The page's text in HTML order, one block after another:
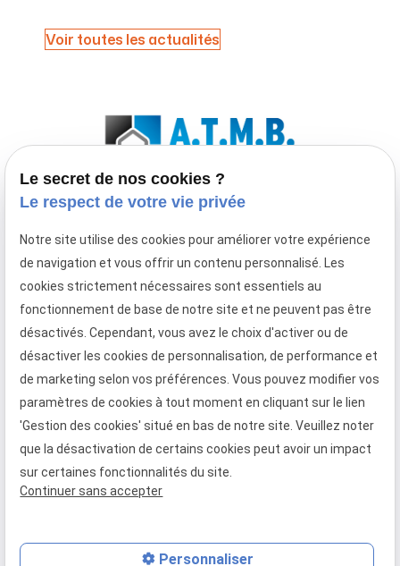
Voir toutes les actualités
en fenêtre, porte-fenêtre, baie coulissante,
porte d'entrée, volet roulant et
porte de garage à enroulement
Téléphone
02 49 88 05 45
Adresse
Gustave Eiffel
27130 Verneuil
d'Avre et
d'Iton
Horaires
08:30 -
Lundi -
Vendredi
Le secret de nos cookies ?
Le respect de votre vie privée
Notre site utilise des cookies pour améliorer votre expérience
de navigation et vous offrir un contenu personnalisé. Les
cookies strictement nécessaires sont essentiels au
fonctionnement de base de notre site et ne peuvent pas être
désactivés. Cependant, vous avez le choix d'activer ou de
désactiver les cookies de personnalisation, de performance et
de marketing selon vos préférences. Vous pouvez modifier vos
paramètres de cookies à tout moment en cliquant sur le lien
'Gestion des cookies' situé en bas de notre site. Veuillez noter
que la désactivation de certains cookies peut avoir un impact
sur certaines fonctionnalités du site.
Continuer sans accepter
Personnaliser